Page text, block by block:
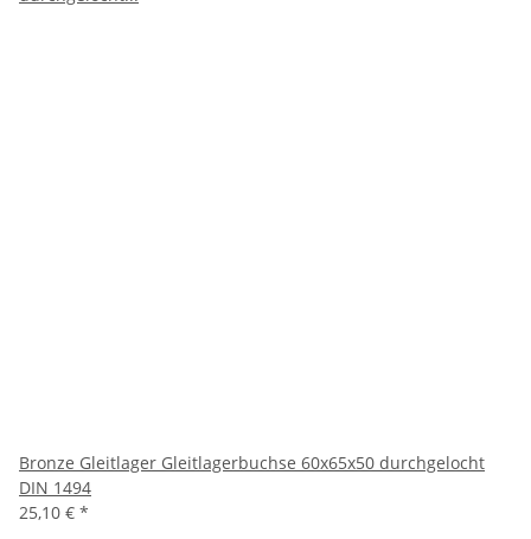
Bronze Gleitlager Gleitlagerbuchse 60x65x50 durchgelocht
DIN 1494
25,10 € *